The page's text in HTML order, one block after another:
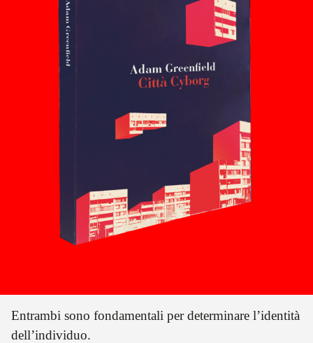
questa ibridazione. Dall’installazione di sistemi di
sorveglianza reticolari e di riconoscimento biometrico
facciale, alla georeferenziazione dei consumi e la
geolocalizzazione degli utenti: la Smart City è un
dispositivo di potere, una nuova forma di autocrazia,
calata dall’alto e basata sulla pianificazione integrale
dell’esistenza cittadina, opacizzando il confine tra
sicurezza e controllo, tra pubblico e privato, tra
comodità e sottomissione.
Entrambi sono fondamentali per determinare l’identità
dell’individuo.